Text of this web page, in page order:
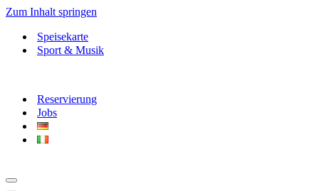
Zum Inhalt springen
Speisekarte
Sport & Musik
Reservierung
Jobs
Navigationsmenü